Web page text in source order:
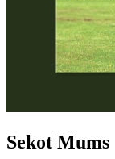
Sekot Mums